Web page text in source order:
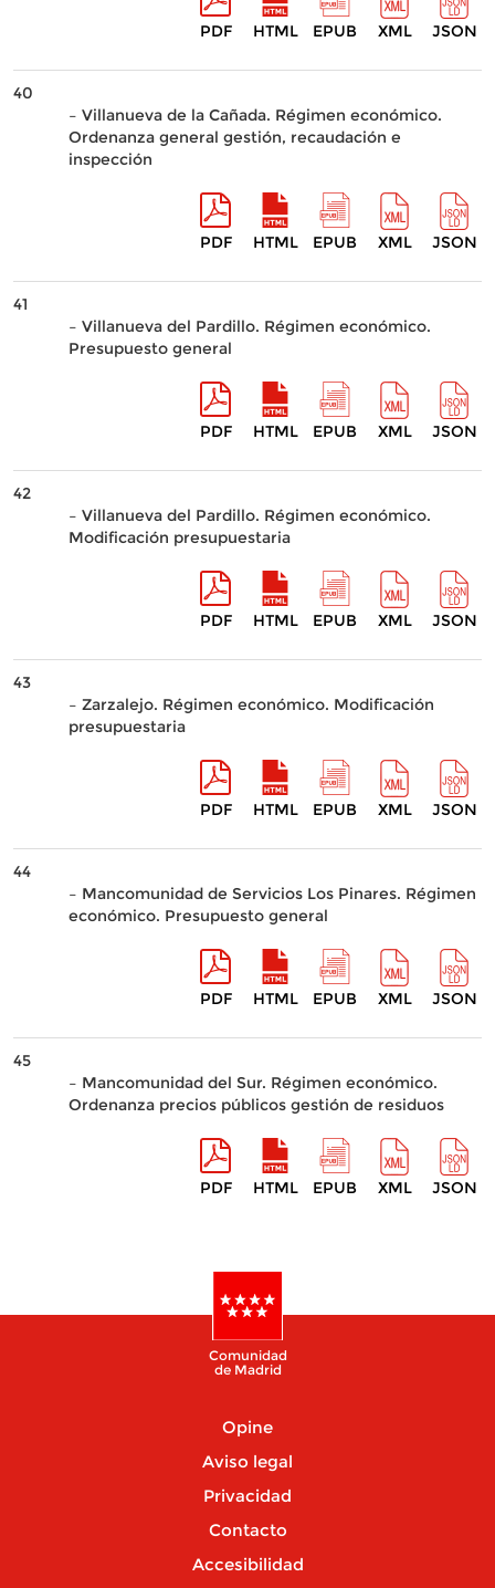
PDF HTML EPUB XML JSON
40
– Villanueva de la Cañada. Régimen económico.
Ordenanza general gestión, recaudación e
inspección
PDF HTML EPUB XML JSON
41
– Villanueva del Pardillo. Régimen económico.
Presupuesto general
PDF HTML EPUB XML JSON
42
– Villanueva del Pardillo. Régimen económico.
Modificación presupuestaria
PDF HTML EPUB XML JSON
43
– Zarzalejo. Régimen económico. Modificación
presupuestaria
PDF HTML EPUB XML JSON
44
– Mancomunidad de Servicios Los Pinares. Régimen
económico. Presupuesto general
PDF HTML EPUB XML JSON
45
– Mancomunidad del Sur. Régimen económico.
Ordenanza precios públicos gestión de residuos
PDF HTML EPUB XML JSON
Comunidad
de Madrid
Opine
Aviso legal
Privacidad
Contacto
Accesibilidad